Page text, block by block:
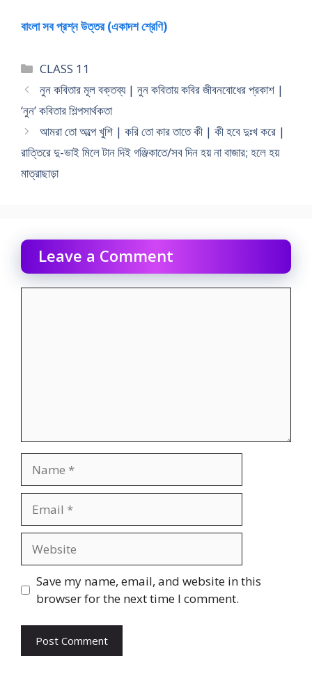
বাংলা সব প্রশ্ন উত্তর (একাদশ শ্রেণি)
Categories
CLASS 11
নুন কবিতার মূল বক্তব্য | নুন কবিতায় কবির জীবনবােধের প্রকাশ |
‘নুন’ কবিতার শিল্পসার্থকতা
আমরা তাে অল্পে খুশি | করি তাে কার তাতে কী | কী হবে দুঃখ করে |
রাত্তিরে দু-ভাই মিলে টান দিই গঞ্জিকাতে/সব দিন হয় না বাজার; হলে হয়
মাত্রাছাড়া
Leave a Comment
Save my name, email, and website in this
browser for the next time I comment.